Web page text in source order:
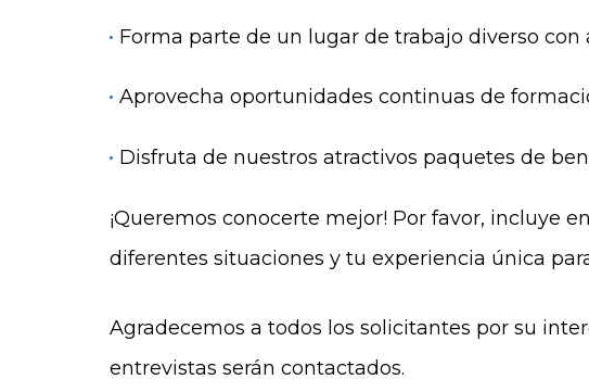
Forma parte de un lugar de trabajo diverso con
Aprovecha oportunidades continuas de
Disfruta de nuestros atractivos paquetes de
¡Queremos conocerte mejor! Por favor, incluye
diferentes situaciones y tu experiencia única
Agradecemos a todos los solicitantes por su
entrevistas serán contactados.